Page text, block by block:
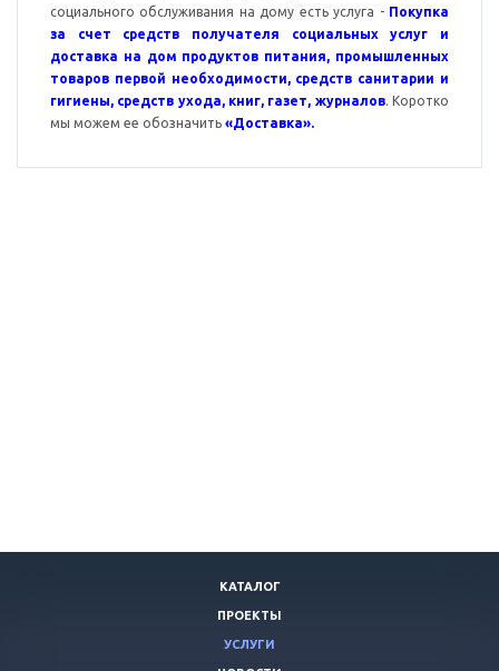
социального обслуживания на дому есть услуга - Покупка
за счет средств получателя социальных услуг и
доставка на дом продуктов питания, промышленных
товаров первой необходимости, средств санитарии и
гигиены, средств ухода, книг, газет, журналов. Коротко
мы можем ее обозначить «Доставка».
КАТАЛОГ
ПРОЕКТЫ
УСЛУГИ